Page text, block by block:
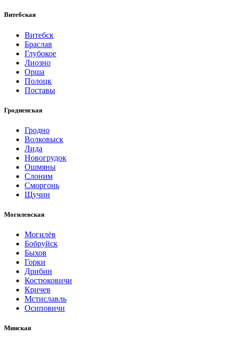
Витебская
Витебск
Браслав
Глубокое
Лиозно
Орша
Полоцк
Поставы
Гродненская
Гродно
Волковыск
Лида
Новогрудок
Ошмяны
Слоним
Сморгонь
Щучин
Могилевская
Могилёв
Бобруйск
Быхов
Горки
Дрибин
Костюковичи
Кричев
Мстиславль
Осиповичи
Минская